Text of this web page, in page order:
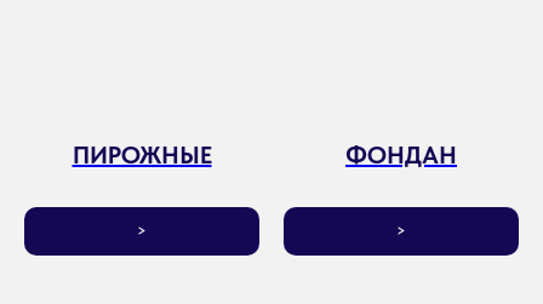
ПИРОЖНЫЕ
>
ФОНДАН
>